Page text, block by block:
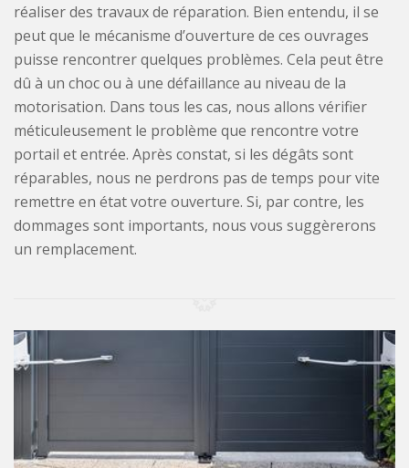
réaliser des travaux de réparation. Bien entendu, il se
peut que le mécanisme d’ouverture de ces ouvrages
puisse rencontrer quelques problèmes. Cela peut être
dû à un choc ou à une défaillance au niveau de la
motorisation. Dans tous les cas, nous allons vérifier
méticuleusement le problème que rencontre votre
portail et entrée. Après constat, si les dégâts sont
réparables, nous ne perdrons pas de temps pour vite
remettre en état votre ouverture. Si, par contre, les
dommages sont importants, nous vous suggèrerons
un remplacement.